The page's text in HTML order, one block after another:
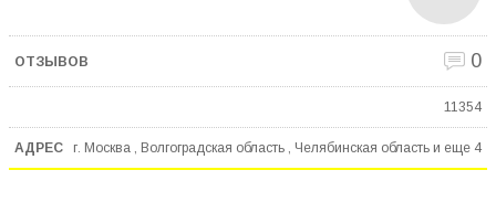
0
11354
г. Москва , Волгоградская область , Челябинская область и еще 4